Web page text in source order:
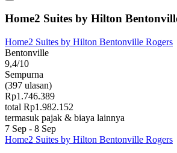
Home2 Suites by Hilton
Home2 Suites by Hilton Bentonville Rogers
Bentonville
9,4/10
Sempurna
(397 ulasan)
Rp1.746.389
total Rp1.982.152
termasuk pajak & biaya lainnya
7 Sep - 8 Sep
Home2 Suites by Hilton Bentonville Rogers